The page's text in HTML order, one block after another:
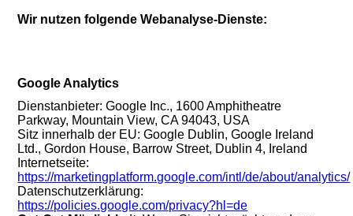
Wir nutzen folgende Webanalyse-Dienste:
Google Analytics
Dienstanbieter: Google Inc., 1600 Amphitheatre
Parkway, Mountain View, CA 94043, USA
Sitz innerhalb der EU: Google Dublin, Google Ireland
Ltd., Gordon House, Barrow Street, Dublin 4, Ireland
Internetseite:
https://marketingplatform.google.com/intl/de/about/analytics/
Datenschutzerklärung:
https://policies.google.com/privacy?hl=de